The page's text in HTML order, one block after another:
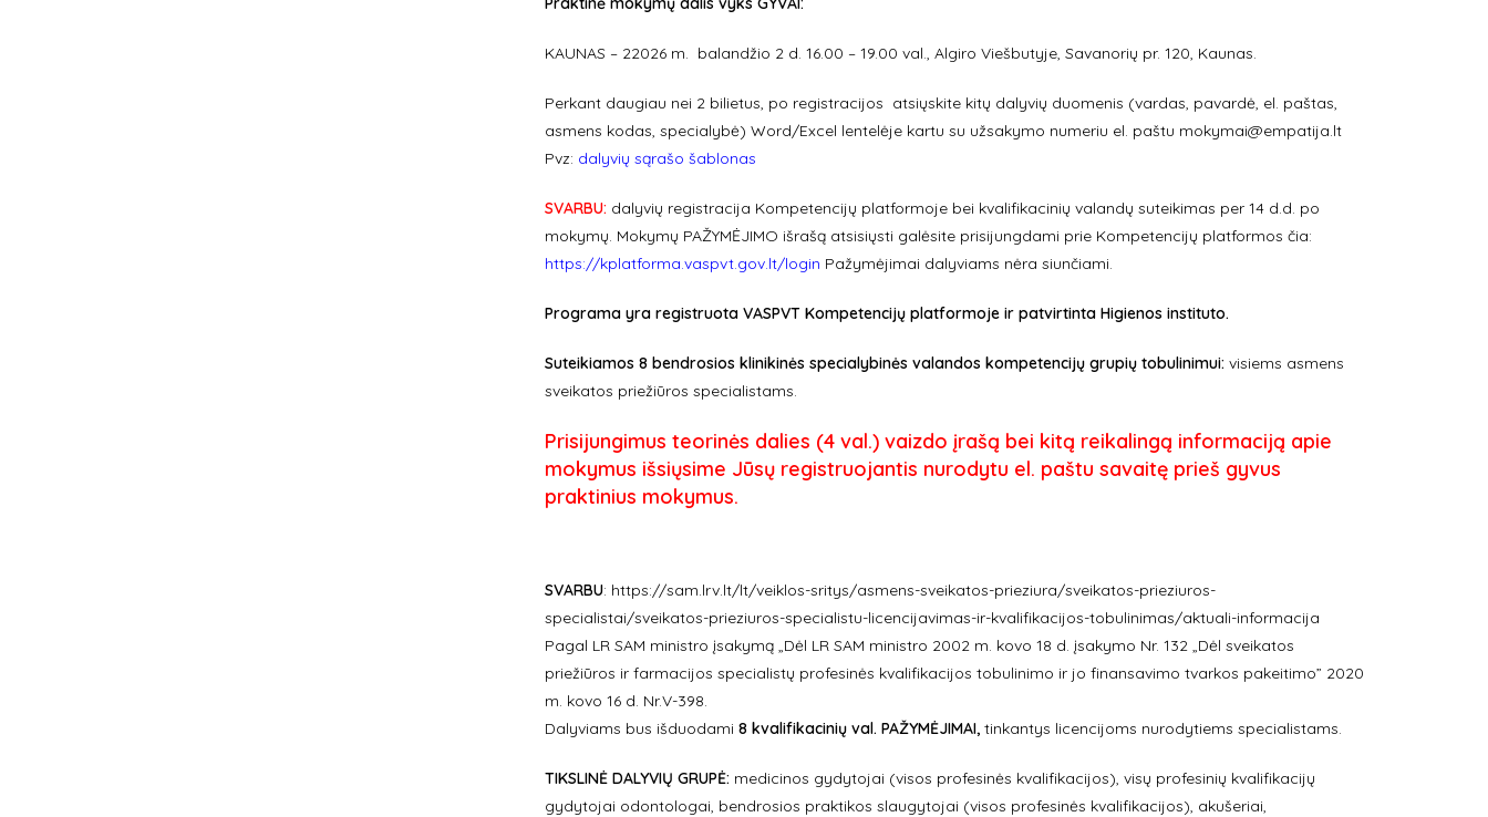
KAUNAS – 22026 m. balandžio 2 d. 16.00 – 19.00 val., Algiro Viešbutyje, Savanorių pr. 120, Kaunas.
Perkant daugiau nei 2 bilietus, po registracijos atsiųskite kitų dalyvių duomenis (vardas, pavardė, el. paštas,
asmens kodas, specialybė) Word/Excel lentelėje kartu su užsakymo numeriu el. paštu mokymai@empatija.lt
Pvz: dalyvių sąrašo šablonas
SVARBU: dalyvių registracija Kompetencijų platformoje bei kvalifikacinių valandų suteikimas per 14 d.d. po
mokymų. Mokymų PAŽYMĖJIMO išrašą atsisiųsti galėsite prisijungdami prie Kompetencijų platformos čia:
https://kplatforma.vaspvt.gov.lt/login Pažymėjimai dalyviams nėra siunčiami.
Programa yra registruota VASPVT Kompetencijų platformoje ir patvirtinta Higienos instituto.
Suteikiamos 8 bendrosios klinikinės specialybinės valandos kompetencijų grupių tobulinimui: visiems asmens
sveikatos priežiūros specialistams.
Prisijungimus teorinės dalies (4 val.) vaizdo įrašą bei kitą reikalingą informaciją apie
mokymus išsiųsime Jūsų registruojantis nurodytu el. paštu savaitę prieš gyvus
praktinius mokymus.
SVARBU: https://sam.lrv.lt/lt/veiklos-sritys/asmens-sveikatos-prieziura/sveikatos-prieziuros-
specialistai/sveikatos-prieziuros-specialistu-licencijavimas-ir-kvalifikacijos-tobulinimas/aktuali-informacija
Pagal LR SAM ministro įsakymą „Dėl LR SAM ministro 2002 m. kovo 18 d. įsakymo Nr. 132 „Dėl sveikatos
priežiūros ir farmacijos specialistų profesinės kvalifikacijos tobulinimo ir jo finansavimo tvarkos pakeitimo” 2020
m. kovo 16 d. Nr.V-398.
Dalyviams bus išduodami 8 kvalifikacinių val. PAŽYMĖJIMAI,tinkantys licencijoms nurodytiems specialistams.
TIKSLINĖ DALYVIŲ GRUPĖ: medicinos gydytojai (visos profesinės kvalifikacijos), visų profesinių kvalifikacijų
gydytojai odontologai, bendrosios praktikos slaugytojai (visos profesinės kvalifikacijos), akušeriai,